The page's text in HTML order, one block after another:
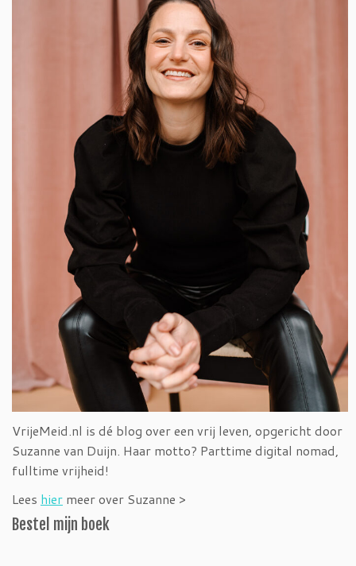
VrijeMeid.nl is dé blog over een vrij leven, opgericht door
Suzanne van Duijn. Haar motto? Parttime digital nomad,
fulltime vrijheid!
Lees hier meer over Suzanne >
Bestel mijn boek